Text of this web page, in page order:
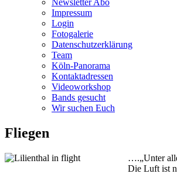
Newsletter Abo
Impressum
Login
Fotogalerie
Datenschutzerklärung
Team
Köln-Panorama
Kontaktadressen
Videoworkshop
Bands gesucht
Wir suchen Euch
Fliegen
….„Unter
Die Luft ist